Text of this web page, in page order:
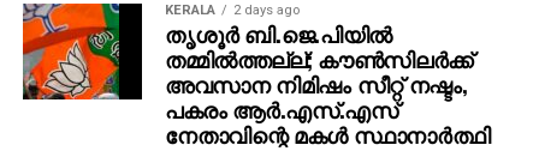
KERALA 2 days ago
തൃശൂര്‍ ബി.ജെ.പിയില്‍
തമ്മില്‍ത്തല്ല്; കൗണ്‍സിലര്‍ക്ക്
അവസാന നിമിഷം സീറ്റ് നഷ്ടം,
പകരം ആര്‍.എസ്.എസ്
നേതാവിന്റെ മകള്‍ സ്ഥാനാര്‍ത്ഥി